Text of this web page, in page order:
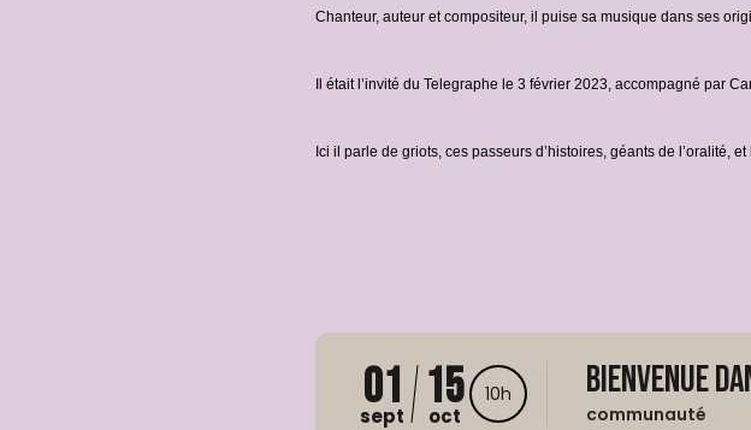
Chanteur, auteur et compositeur, il puise sa musique dans ses
Il était l’invité du Telegraphe le 3 février 2023, accompagné par
Ici il parle de griots, ces passeurs d’histoires, géants de l’oralité,
01
sept 15
oct
10h Bienvenue
communauté